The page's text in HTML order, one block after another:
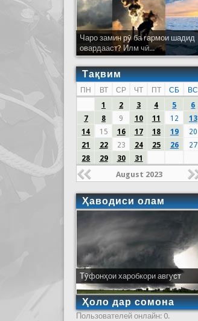
Чаро замин рӯ ба гармои шадид
овардааст? Илм чӣ...
Тақвим
ПН ВТ СР ЧТ ПТ СБ
ВС
1
2 3 4 5
6
7
8 9 10 11 12
13
14
15 16 17 18 19
20
21
22 23 24 25 26
27
28
29 30 31
August 2023
Ҳаводиси олам
Тӯфонҳои харобкори август
Ҳоло дар сомона
Пользователей онлайн: 0.